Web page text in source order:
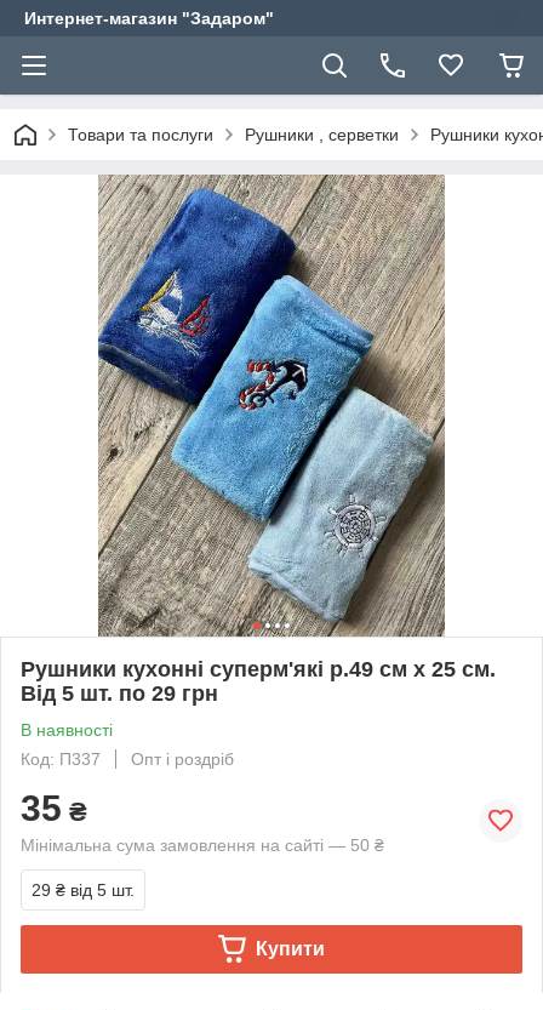
Интернет-магазин "Задаром"
Товари та послуги Рушники , серветки Рушники
Рушники кухонні суперм'які р.49 см х 25 см.
Від 5 шт. по 29 грн
В наявності
Код: П337
Опт і роздріб
35 ₴
Мінімальна сума замовлення на сайті — 50 ₴
29 ₴ від 5 шт.
Купити